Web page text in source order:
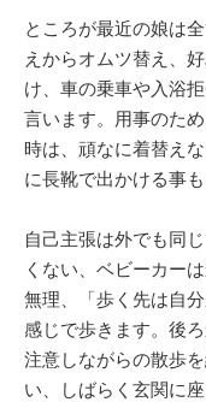
ところが最近の娘は
えからオムツ替え、
け、車の乗車や入浴
言います。用事のた
時は、頑なに着替え
に長靴で出かける事も
自己主張は外でも同
くない、ベビーカー
無理、「歩く先は自
感じで歩きます。後
注意しながらの散歩
い、しばらく玄関に